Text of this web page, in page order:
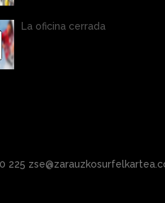
La oficina cerrada
225